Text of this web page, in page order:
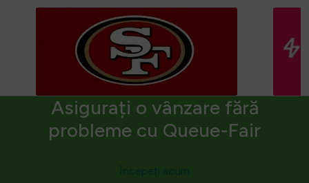
Asigurați o vânzare fără
probleme cu Queue-Fair